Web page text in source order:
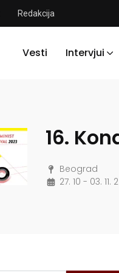
Redakcija
Vesti Intervjui
16.
Beograd
27. 10 - 03. 11.